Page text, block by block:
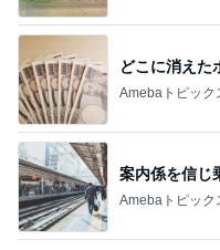
焼肉のタレで
Amebaトピック